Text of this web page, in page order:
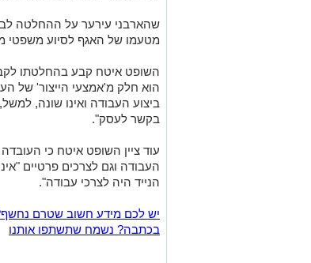
שהארבני עירער על ההחלטה
מטעמו של האגף לסיוע משפטי
השופט איטח קבע בהחלטתו
הוא חלק מ'אמצעי הייצור' של
ביצוע העבודה ואינו שונה,
בקשר לעסק".
עוד ציין השופט איטח כי
העבודה וגם לצרכים פרטיים
הנייד היה לצרכי עבודה".
יש לכם מידע חשוב שטרם
בכתבה? נשמח שתשתפו אותנו